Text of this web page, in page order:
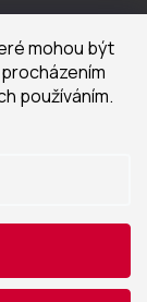
mohou být
používáním.